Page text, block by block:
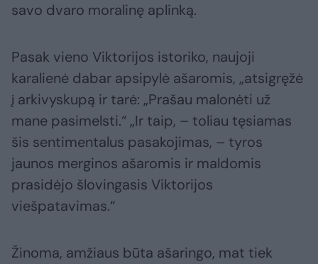
savo dvaro moralinę aplinką.
Pasak vieno Viktorijos istoriko, naujoji
karalienė dabar apsipylė ašaromis, „atsigręžė
į arkivyskupą ir tarė: „Prašau malonėti už
mane pasimelsti.“ „Ir taip, – toliau tęsiamas
šis sentimentalus pasakojimas, – tyros
jaunos merginos ašaromis ir maldomis
prasidėjo šlovingasis Viktorijos
viešpatavimas.“
Žinoma, amžiaus būta ašaringo, mat tiek